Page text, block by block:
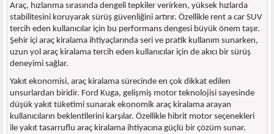
Araç, hızlanma sırasında dengeli tepkiler verirken, yüksek hızlarda
stabilitesini koruyarak sürüş güvenliğini artırır. Özellikle rent a car SUV
tercih eden kullanıcılar için bu performans dengesi büyük önem taşır.
Şehir içi araç kiralama ihtiyaçlarında seri ve pratik kullanım sunarken,
uzun yol araç kiralama tercih eden kullanıcılar için de akıcı bir sürüş
deneyimi sağlar.
Yakıt ekonomisi, araç kiralama sürecinde en çok dikkat edilen
unsurlardan biridir. Ford Kuga, gelişmiş motor teknolojisi sayesinde
düşük yakıt tüketimi sunarak ekonomik araç kiralama arayan
kullanıcıların beklentilerini karşılar. Özellikle hibrit motor seçenekleri
ile yakıt tasarruflu araç kiralama ihtiyacına güçlü bir çözüm sunar.